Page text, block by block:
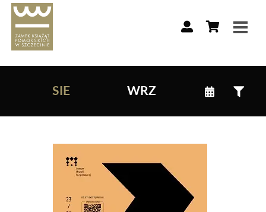
Lista wydarzeń:
SIE WRZ